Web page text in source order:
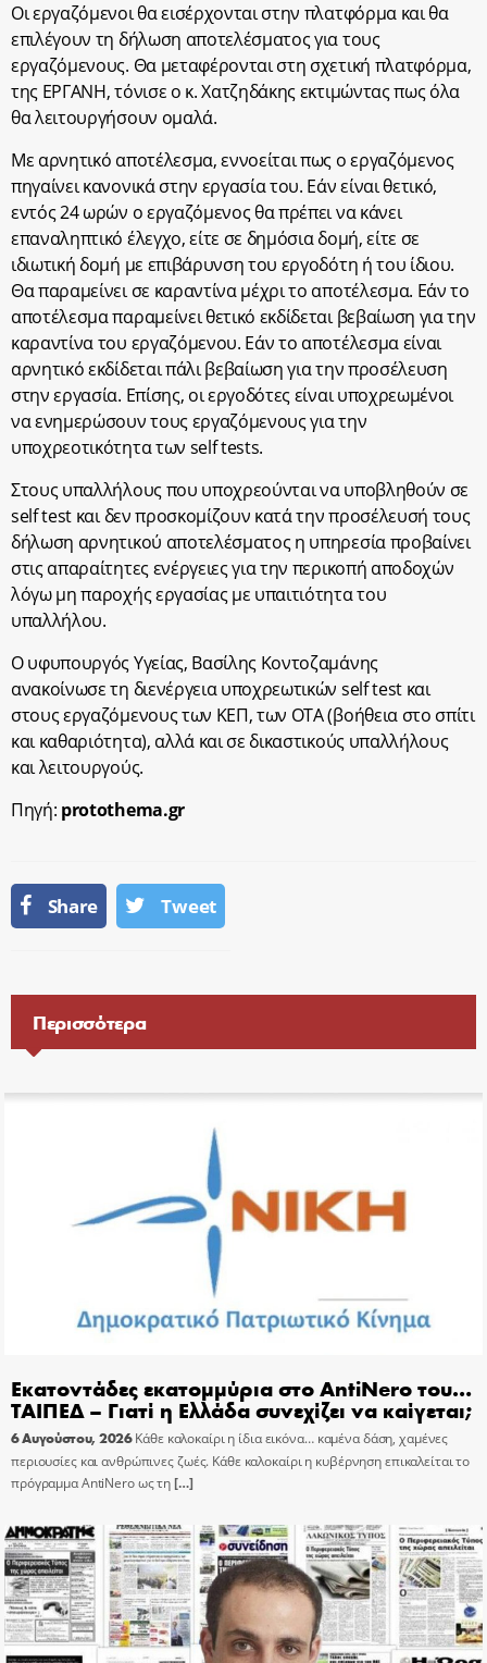
Οι εργαζόμενοι θα εισέρχονται στην πλατφόρμα και θα
επιλέγουν τη δήλωση αποτελέσματος για τους
εργαζόμενους. Θα μεταφέρονται στη σχετική πλατφόρμα,
της ΕΡΓΑΝΗ, τόνισε ο κ. Χατζηδάκης εκτιμώντας πως όλα
θα λειτουργήσουν ομαλά.
Με αρνητικό αποτέλεσμα, εννοείται πως ο εργαζόμενος
πηγαίνει κανονικά στην εργασία του. Εάν είναι θετικό,
εντός 24 ωρών ο εργαζόμενος θα πρέπει να κάνει
επαναληπτικό έλεγχο, είτε σε δημόσια δομή, είτε σε
ιδιωτική δομή με επιβάρυνση του εργοδότη ή του ίδιου.
Θα παραμείνει σε καραντίνα μέχρι το αποτέλεσμα. Εάν το
αποτέλεσμα παραμείνει θετικό εκδίδεται βεβαίωση για την
καραντίνα του εργαζόμενου. Εάν το αποτέλεσμα είναι
αρνητικό εκδίδεται πάλι βεβαίωση για την προσέλευση
στην εργασία. Επίσης, οι εργοδότες είναι υποχρεωμένοι
να ενημερώσουν τους εργαζόμενους για την
υποχρεοτικότητα των self tests.
Στους υπαλλήλους που υποχρεούνται να υποβληθούν σε
self test και δεν προσκομίζουν κατά την προσέλευσή τους
δήλωση αρνητικού αποτελέσματος η υπηρεσία προβαίνει
στις απαραίτητες ενέργειες για την περικοπή αποδοχών
λόγω μη παροχής εργασίας με υπαιτιότητα του
υπαλλήλου.
Ο υφυπουργός Υγείας, Βασίλης Κοντοζαμάνης
ανακοίνωσε τη διενέργεια υποχρεωτικών self test και
στους εργαζόμενους των ΚΕΠ, των ΟΤΑ (βοήθεια στο σπίτι
και καθαριότητα), αλλά και σε δικαστικούς υπαλλήλους
και λειτουργούς.
Πηγή: protothema.gr
Share Tweet
Περισσότερα
Εκατοντάδες εκατομμύρια στο AntiNero του…
ΤΑΙΠΕΔ – Γιατί η Ελλάδα συνεχίζει να καίγεται;
6 Αυγούστου, 2026 Κάθε καλοκαίρι η ίδια εικόνα… καμένα δάση, χαμένες
περιουσίες και ανθρώπινες ζωές. Κάθε καλοκαίρι η κυβέρνηση επικαλείται το
πρόγραμμα AntiNero ως τη[…]